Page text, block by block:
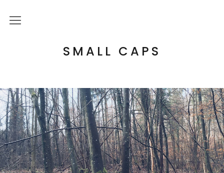
SMALL CAPS
Über mich
Letterpress Workshops
Online Kurs
Blog